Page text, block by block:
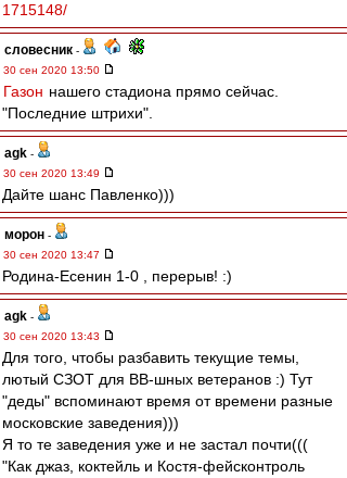
1715148/
словесник -
30 сен 2020 13:50
Газон нашего стадиона прямо сейчас.
"Последние штрихи".
agk -
30 сен 2020 13:49
Дайте шанс Павленко)))
морон -
30 сен 2020 13:47
Родина-Есенин 1-0 , перерыв! :)
agk -
30 сен 2020 13:43
Для того, чтобы разбавить текущие темы,
лютый СЗОТ для ВВ-шных ветеранов :) Тут
"деды" вспоминают время от времени разные
московские заведения)))
Я то те заведения уже и не застал почти(((
"Как джаз, коктейль и Костя-фейсконтроль